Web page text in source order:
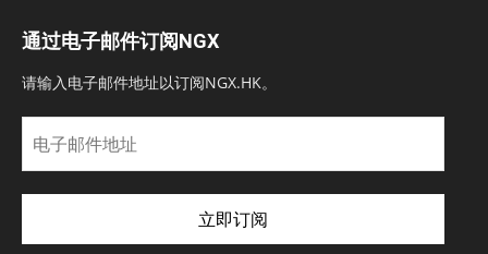
通过电子邮件订阅NGX
请输入电子邮件地址以订阅NGX.HK。
子
邮
件
址
立即订阅